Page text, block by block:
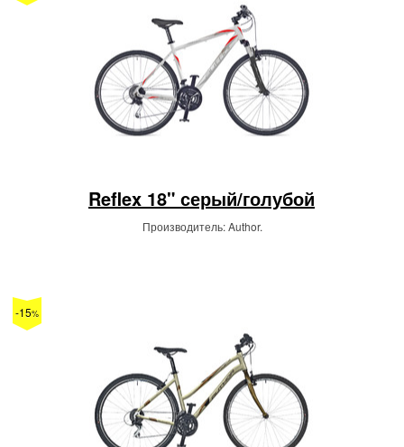
Reflex 18" серый/голубой
Производитель: Author.
-15%